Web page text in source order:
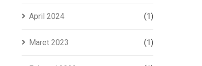
April 2024 (1)
Maret 2023 (1)